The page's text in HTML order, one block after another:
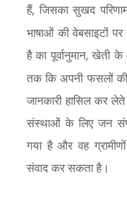
हैं, जिसका सुखद
भाषाओं की वेबसाइटों
है का पूर्वानुमान,खेती के
तक कि अपनी फसलों की
जानकारी हासिल कर
संस्थाओं के लिए जन
गया है और वह
संवाद कर सकता है।